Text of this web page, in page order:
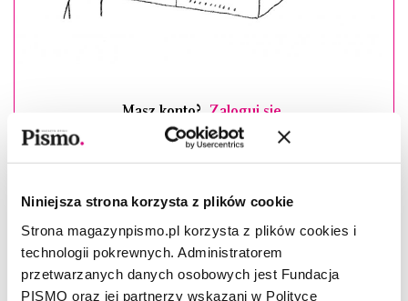
Niniejsza strona korzysta z plików cookie
Strona magazynpismo.pl korzysta z plików cookies i
technologii pokrewnych. Administratorem
przetwarzanych danych osobowych jest Fundacja
PISMO oraz jej partnerzy wskazani w Polityce
Masz konto? Zaloguj się
Piotr Fortuna–(ur. 1988), kulturoznawca, doktorant
Japońskiej Akademii Technik Komputerowych, absolwent
studiów międzywydziałowych na Uniwersytecie Warszawskim.
Zajmuje się nowymi technologiami, mediami
społecznościowymi i szeroko pojętą kulturą wizualną. Stale
współpracuje z Dwutygodnikiem, publikował też w „Widoku”,